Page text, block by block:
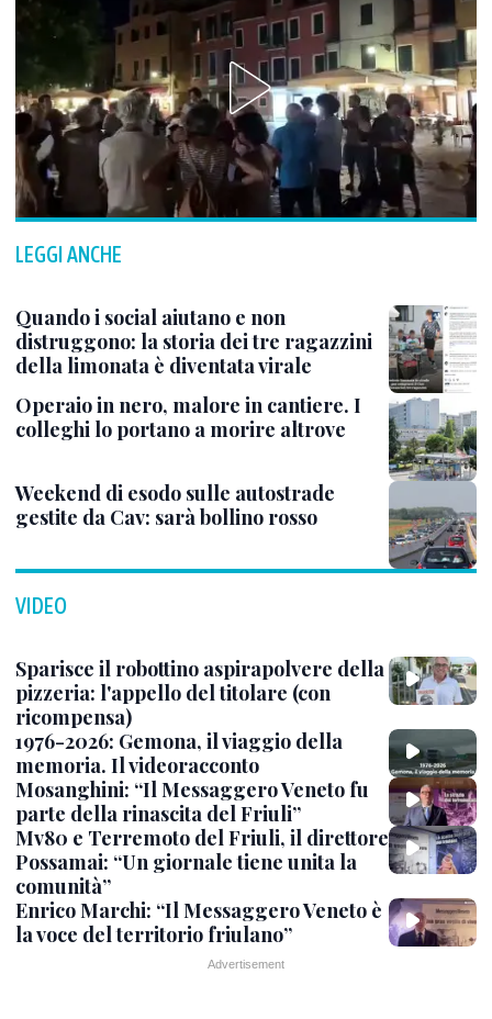
LEGGI ANCHE
Quando i social aiutano e non
distruggono: la storia dei tre ragazzini
della limonata è diventata virale
Operaio in nero, malore in cantiere. I
colleghi lo portano a morire altrove
Weekend di esodo sulle autostrade
gestite da Cav: sarà bollino rosso
VIDEO
Sparisce il robottino aspirapolvere della
pizzeria: l'appello del titolare (con
ricompensa)
1976-2026: Gemona, il viaggio della
memoria. Il videoracconto
Mosanghini: “Il Messaggero Veneto fu
parte della rinascita del Friuli”
Mv80 e Terremoto del Friuli, il direttore
Possamai: “Un giornale tiene unita la
comunità”
Enrico Marchi: “Il Messaggero Veneto è
la voce del territorio friulano”